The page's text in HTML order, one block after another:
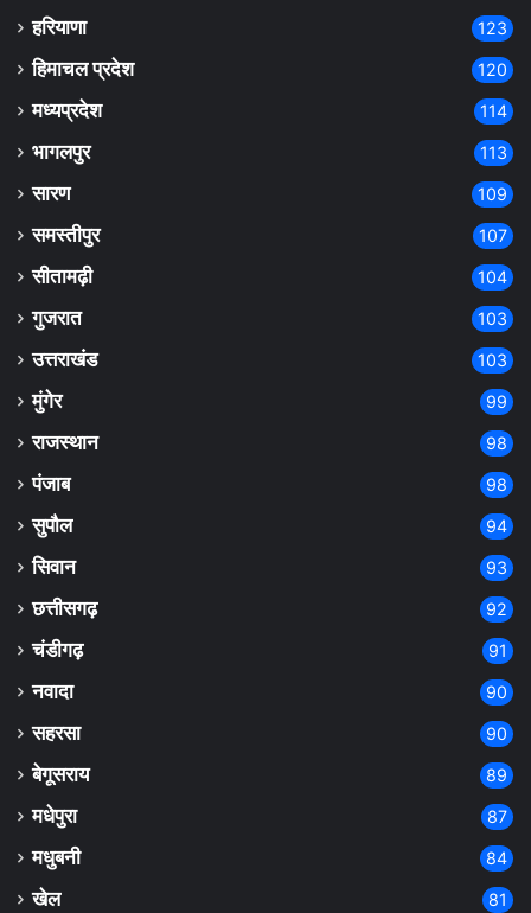
हरियाणा 123
हिमाचल प्रदेश 120
मध्यप्रदेश 114
भागलपुर 113
सारण 109
समस्तीपुर 107
सीतामढ़ी 104
गुजरात 103
उत्तराखंड 103
मुंगेर 99
राजस्थान 98
पंजाब 98
सुपौल 94
सिवान 93
छत्तीसगढ़ 92
चंडीगढ़ 91
नवादा 90
सहरसा 90
बेगूसराय 89
मधेपुरा 87
मधुबनी 84
खेल 81